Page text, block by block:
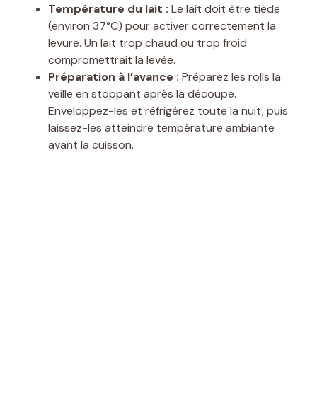
e
o
Température du lait : Le lait doit être tiède
(environ 37°C) pour activer correctement la
levure. Un lait trop chaud ou trop froid
compromettrait la levée.
Préparation à l’avance : Préparez les rolls la
veille en stoppant après la découpe.
Enveloppez-les et réfrigérez toute la nuit, puis
laissez-les atteindre température ambiante
avant la cuisson.